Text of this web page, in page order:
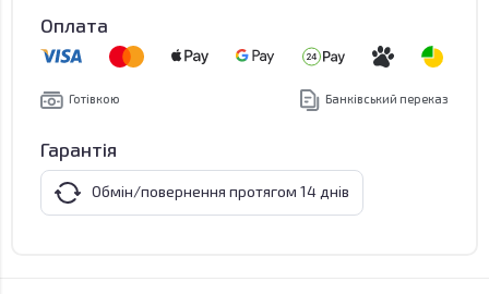
Оплата
Готівкою Банківський переказ
Гарантія
Обмін/повернення протягом 14 днів